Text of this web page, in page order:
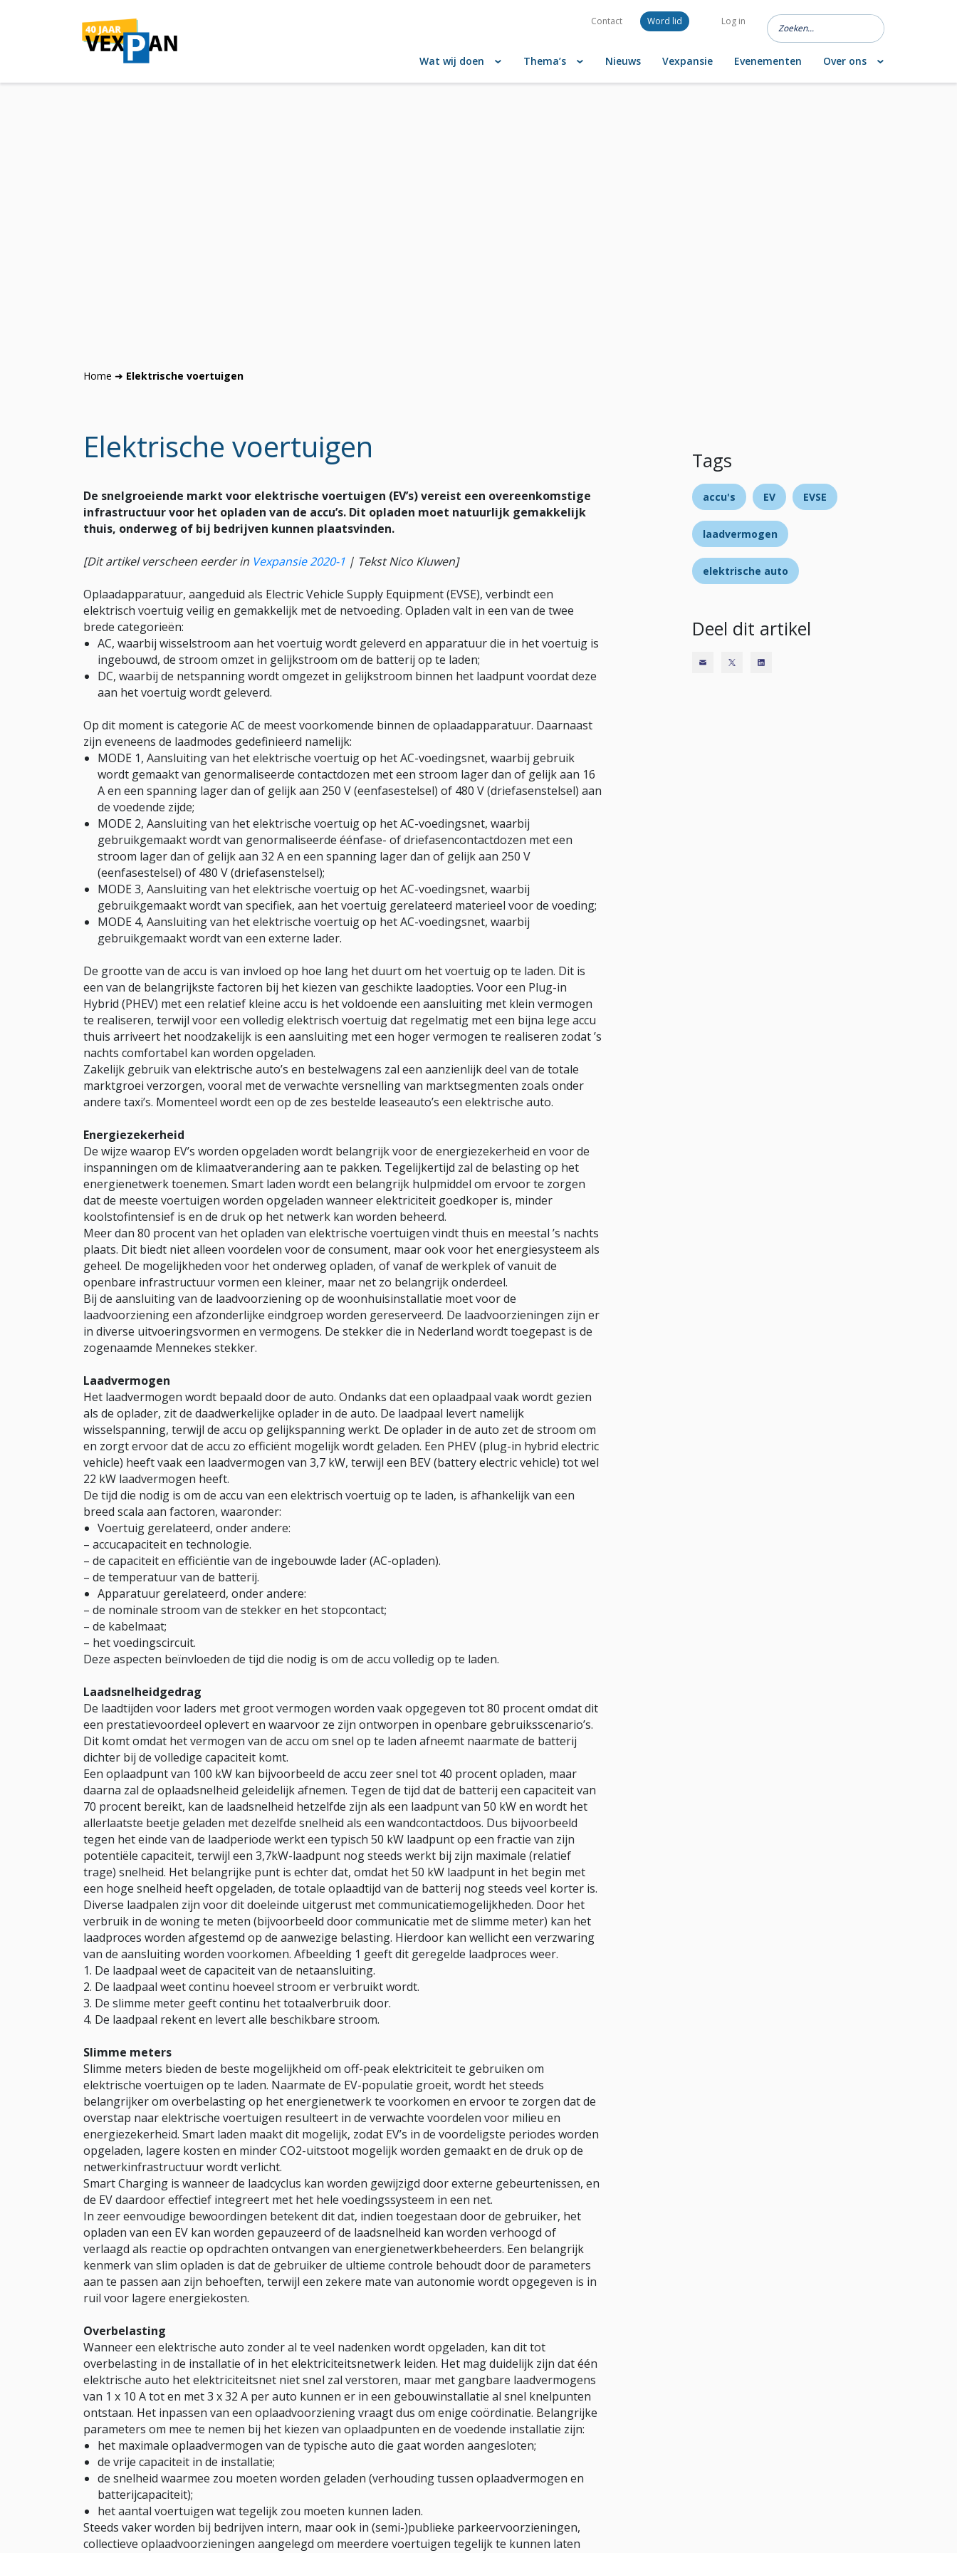
Contact Word lid Log in
Wat wij doen Thema’s Nieuws Vexpansie Evenementen Over ons
Home ➜ Elektrische voertuigen
Elektrische voertuigen
De snelgroeiende markt voor elektrische voertuigen (EV’s) vereist een overeenkomstige
infrastructuur voor het opladen van de accu’s. Dit opladen moet natuurlijk gemakkelijk
thuis, onderweg of bij bedrijven kunnen plaatsvinden.
[Dit artikel verscheen eerder in Vexpansie 2020-1 | Tekst Nico Kluwen]
Oplaadapparatuur, aangeduid als Electric Vehicle Supply Equipment (EVSE), verbindt een
elektrisch voertuig veilig en gemakkelijk met de netvoeding. Opladen valt in een van de twee
brede categorieën:
AC, waarbij wisselstroom aan het voertuig wordt geleverd en apparatuur die in het voertuig is
ingebouwd, de stroom omzet in gelijkstroom om de batterij op te laden;
DC, waarbij de netspanning wordt omgezet in gelijkstroom binnen het laadpunt voordat deze
aan het voertuig wordt geleverd.
Op dit moment is categorie AC de meest voorkomende binnen de oplaadapparatuur. Daarnaast
zijn eveneens de laadmodes gedefinieerd namelijk:
MODE 1, Aansluiting van het elektrische voertuig op het AC-voedingsnet, waarbij gebruik
wordt gemaakt van genormaliseerde contactdozen met een stroom lager dan of gelijk aan 16
A en een spanning lager dan of gelijk aan 250 V (eenfasestelsel) of 480 V (driefasenstelsel) aan
de voedende zijde;
MODE 2, Aansluiting van het elektrische voertuig op het AC-voedingsnet, waarbij
gebruikgemaakt wordt van genormaliseerde éénfase- of driefasencontactdozen met een
stroom lager dan of gelijk aan 32 A en een spanning lager dan of gelijk aan 250 V
(eenfasestelsel) of 480 V (driefasenstelsel);
MODE 3, Aansluiting van het elektrische voertuig op het AC-voedingsnet, waarbij
gebruikgemaakt wordt van specifiek, aan het voertuig gerelateerd materieel voor de voeding;
MODE 4, Aansluiting van het elektrische voertuig op het AC-voedingsnet, waarbij
gebruikgemaakt wordt van een externe lader.
De grootte van de accu is van invloed op hoe lang het duurt om het voertuig op te laden. Dit is
een van de belangrijkste factoren bij het kiezen van geschikte laadopties. Voor een Plug-in
Hybrid (PHEV) met een relatief kleine accu is het voldoende een aansluiting met klein vermogen
te realiseren, terwijl voor een volledig elektrisch voertuig dat regelmatig met een bijna lege accu
thuis arriveert het noodzakelijk is een aansluiting met een hoger vermogen te realiseren zodat ’s
nachts comfortabel kan worden opgeladen.
Zakelijk gebruik van elektrische auto’s en bestelwagens zal een aanzienlijk deel van de totale
marktgroei verzorgen, vooral met de verwachte versnelling van marktsegmenten zoals onder
andere taxi’s. Momenteel wordt een op de zes bestelde leaseauto’s een elektrische auto.
Energiezekerheid
De wijze waarop EV’s worden opgeladen wordt belangrijk voor de energiezekerheid en voor de
inspanningen om de klimaatverandering aan te pakken. Tegelijkertijd zal de belasting op het
energienetwerk toenemen. Smart laden wordt een belangrijk hulpmiddel om ervoor te zorgen
dat de meeste voertuigen worden opgeladen wanneer elektriciteit goedkoper is, minder
koolstofintensief is en de druk op het netwerk kan worden beheerd.
Meer dan 80 procent van het opladen van elektrische voertuigen vindt thuis en meestal ’s nachts
plaats. Dit biedt niet alleen voordelen voor de consument, maar ook voor het energiesysteem als
geheel. De mogelijkheden voor het onderweg opladen, of vanaf de werkplek of vanuit de
openbare infrastructuur vormen een kleiner, maar net zo belangrijk onderdeel.
Bij de aansluiting van de laadvoorziening op de woonhuisinstallatie moet voor de
laadvoorziening een afzonderlijke eindgroep worden gereserveerd. De laadvoorzieningen zijn er
in diverse uitvoeringsvormen en vermogens. De stekker die in Nederland wordt toegepast is de
zogenaamde Mennekes stekker.
Laadvermogen
Het laadvermogen wordt bepaald door de auto. Ondanks dat een oplaadpaal vaak wordt gezien
als de oplader, zit de daadwerkelijke oplader in de auto. De laadpaal levert namelijk
wisselspanning, terwijl de accu op gelijkspanning werkt. De oplader in de auto zet de stroom om
en zorgt ervoor dat de accu zo efficiënt mogelijk wordt geladen. Een PHEV (plug-in hybrid electric
vehicle) heeft vaak een laadvermogen van 3,7 kW, terwijl een BEV (battery electric vehicle) tot wel
22 kW laadvermogen heeft.
De tijd die nodig is om de accu van een elektrisch voertuig op te laden, is afhankelijk van een
breed scala aan factoren, waaronder:
Voertuig gerelateerd, onder andere:
– accucapaciteit en technologie.
– de capaciteit en efficiëntie van de ingebouwde lader (AC-opladen).
– de temperatuur van de batterij.
Apparatuur gerelateerd, onder andere:
– de nominale stroom van de stekker en het stopcontact;
– de kabelmaat;
– het voedingscircuit.
Deze aspecten beïnvloeden de tijd die nodig is om de accu volledig op te laden.
Laadsnelheidgedrag
De laadtijden voor laders met groot vermogen worden vaak opgegeven tot 80 procent omdat dit
een prestatievoordeel oplevert en waarvoor ze zijn ontworpen in openbare gebruiksscenario’s.
Dit komt omdat het vermogen van de accu om snel op te laden afneemt naarmate de batterij
dichter bij de volledige capaciteit komt.
Een oplaadpunt van 100 kW kan bijvoorbeeld de accu zeer snel tot 40 procent opladen, maar
daarna zal de oplaadsnelheid geleidelijk afnemen. Tegen de tijd dat de batterij een capaciteit van
70 procent bereikt, kan de laadsnelheid hetzelfde zijn als een laadpunt van 50 kW en wordt het
allerlaatste beetje geladen met dezelfde snelheid als een wandcontactdoos. Dus bijvoorbeeld
tegen het einde van de laadperiode werkt een typisch 50 kW laadpunt op een fractie van zijn
potentiële capaciteit, terwijl een 3,7kW-laadpunt nog steeds werkt bij zijn maximale (relatief
trage) snelheid. Het belangrijke punt is echter dat, omdat het 50 kW laadpunt in het begin met
een hoge snelheid heeft opgeladen, de totale oplaadtijd van de batterij nog steeds veel korter is.
Diverse laadpalen zijn voor dit doeleinde uitgerust met communicatiemogelijkheden. Door het
verbruik in de woning te meten (bijvoorbeeld door communicatie met de slimme meter) kan het
laadproces worden afgestemd op de aanwezige belasting. Hierdoor kan wellicht een verzwaring
van de aansluiting worden voorkomen. Afbeelding 1 geeft dit geregelde laadproces weer.
De laadpaal weet de capaciteit van de netaansluiting.
De laadpaal weet continu hoeveel stroom er verbruikt wordt.
De slimme meter geeft continu het totaalverbruik door.
De laadpaal rekent en levert alle beschikbare stroom.
Slimme meters
Slimme meters bieden de beste mogelijkheid om off-peak elektriciteit te gebruiken om
elektrische voertuigen op te laden. Naarmate de EV-populatie groeit, wordt het steeds
belangrijker om overbelasting op het energienetwerk te voorkomen en ervoor te zorgen dat de
overstap naar elektrische voertuigen resulteert in de verwachte voordelen voor milieu en
energiezekerheid. Smart laden maakt dit mogelijk, zodat EV’s in de voordeligste periodes worden
opgeladen, lagere kosten en minder CO2-uitstoot mogelijk worden gemaakt en de druk op de
netwerk­infrastructuur wordt verlicht.
Smart Charging is wanneer de laadcyclus kan worden gewijzigd door externe gebeurtenissen, en
de EV daardoor effectief integreert met het hele voedingssysteem in een net.
In zeer eenvoudige bewoordingen betekent dit dat, indien toegestaan door de gebruiker, het
opladen van een EV kan worden gepauzeerd of de laadsnelheid kan worden verhoogd of
verlaagd als reactie op opdrachten ontvangen van energienetwerkbeheerders. Een belangrijk
kenmerk van slim opladen is dat de gebruiker de ultieme controle behoudt door de parameters
aan te passen aan zijn behoeften, terwijl een zekere mate van autonomie wordt opgegeven is in
ruil voor lagere energiekosten.
Overbelasting
Wanneer een elektrische auto zonder al te veel nadenken wordt opgeladen, kan dit tot
overbelasting in de installatie of in het elektriciteitsnetwerk leiden. Het mag duidelijk zijn dat één
elektrische auto het elektriciteitsnet niet snel zal verstoren, maar met gangbare laadvermogens
van 1 x 10 A tot en met 3 x 32 A per auto kunnen er in een gebouwinstallatie al snel knelpunten
ontstaan. Het inpassen van een oplaadvoorziening vraagt dus om enige coördinatie. Belangrijke
parameters om mee te nemen bij het kiezen van oplaadpunten en de voedende installatie zijn:
het maximale oplaadvermogen van de typische auto die gaat worden aangesloten;
de vrije capaciteit in de installatie;
de snelheid waarmee zou moeten worden geladen (verhouding tussen oplaadvermogen en
batterijcapaciteit);
het aantal voertuigen wat tegelijk zou moeten kunnen laden.
Steeds vaker worden bij bedrijven intern, maar ook in (semi-)publieke parkeervoorzieningen,
collectieve oplaadvoorzieningen aangelegd om meerdere voertuigen tegelijk te kunnen laten
Tags
accu's EV EVSE
laadvermogen
elektrische auto
Deel dit artikel